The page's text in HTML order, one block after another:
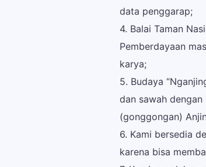
data penggarap;
4. Balai Taman
Pemberdayaan
karya;
5. Budaya
dan sawah
(gonggongan)
6. Kami bersedia
karena bisa